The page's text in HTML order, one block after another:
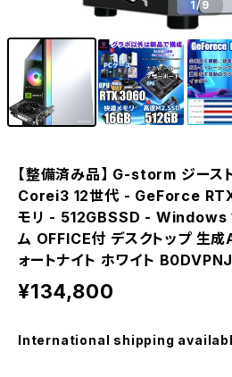
1/9
【整備済み品】 G-storm ジース
Corei3 12世代 - GeForce
モリ - 512GBSSD - Windows
ム OFFICE付 デスクトップ 生成
ォートナイト ホワイト
¥134,800
International shipping